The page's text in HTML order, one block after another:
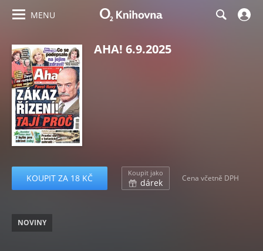
MENU
AHA! 6.9.2025
KOUPIT ZA 18 KČ Koupit jako
dárek Cena včetně DPH
NOVINY